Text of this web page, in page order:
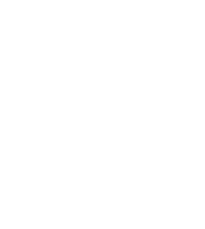
conspecturi sunt, et non
Si ergo nunc dicitis:
eum et radicem verbi
timete a facie gladii,
gladius est; et scitote